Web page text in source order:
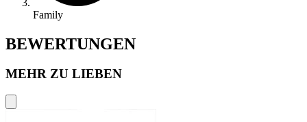
Family
BEWERTUNGEN
MEHR ZU LIEBEN